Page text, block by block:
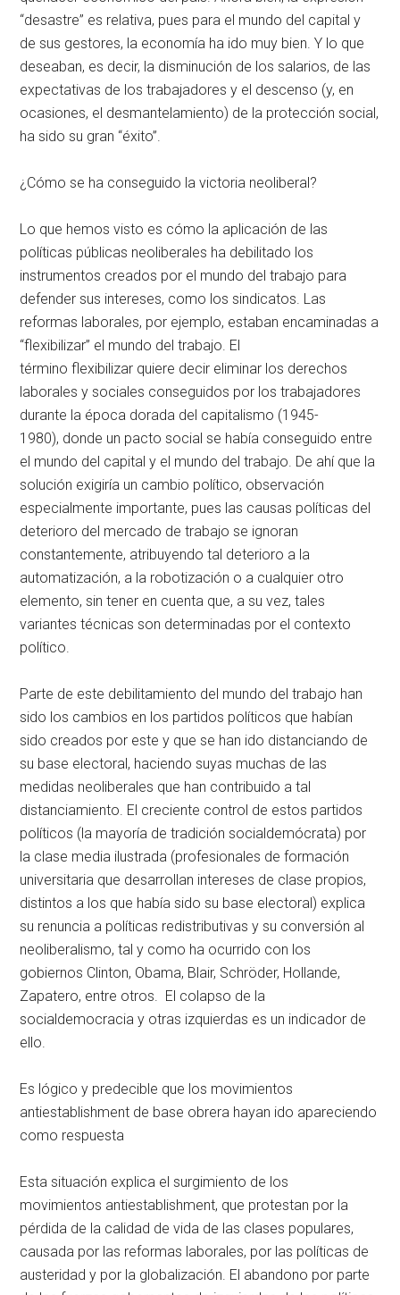
“desastre” es relativa, pues para el mundo del capital y
de sus gestores, la economía ha ido muy bien. Y lo que
deseaban, es decir, la disminución de los salarios, de las
expectativas de los trabajadores y el descenso (y, en
ocasiones, el desmantelamiento) de la protección social,
ha sido su gran “éxito”.
¿Cómo se ha conseguido la victoria neoliberal?
Lo que hemos visto es cómo la aplicación de las
políticas públicas neoliberales ha debilitado los
instrumentos creados por el mundo del trabajo para
defender sus intereses, como los sindicatos. Las
reformas laborales, por ejemplo, estaban encaminadas a
“flexibilizar” el mundo del trabajo. El
término flexibilizar quiere decir eliminar los derechos
laborales y sociales conseguidos por los trabajadores
durante la época dorada del capitalismo (1945-
1980), donde un pacto social se había conseguido entre
el mundo del capital y el mundo del trabajo. De ahí que la
solución exigiría un cambio político, observación
especialmente importante, pues las causas políticas del
deterioro del mercado de trabajo se ignoran
constantemente, atribuyendo tal deterioro a la
automatización, a la robotización o a cualquier otro
elemento, sin tener en cuenta que, a su vez, tales
variantes técnicas son determinadas por el contexto
político.
Parte de este debilitamiento del mundo del trabajo han
sido los cambios en los partidos políticos que habían
sido creados por este y que se han ido distanciando de
su base electoral, haciendo suyas muchas de las
medidas neoliberales que han contribuido a tal
distanciamiento. El creciente control de estos partidos
políticos (la mayoría de tradición socialdemócrata) por
la clase media ilustrada (profesionales de formación
universitaria que desarrollan intereses de clase propios,
distintos a los que había sido su base electoral) explica
su renuncia a políticas redistributivas y su conversión al
neoliberalismo, tal y como ha ocurrido con los
gobiernos Clinton, Obama, Blair, Schröder, Hollande,
Zapatero, entre otros. El colapso de la
socialdemocracia y otras izquierdas es un indicador de
ello.
Es lógico y predecible que los movimientos
antiestablishment de base obrera hayan ido apareciendo
como respuesta
Esta situación explica el surgimiento de los
movimientos antiestablishment, que protestan por la
pérdida de la calidad de vida de las clases populares,
causada por las reformas laborales, por las políticas de
austeridad y por la globalización. El abandono por parte